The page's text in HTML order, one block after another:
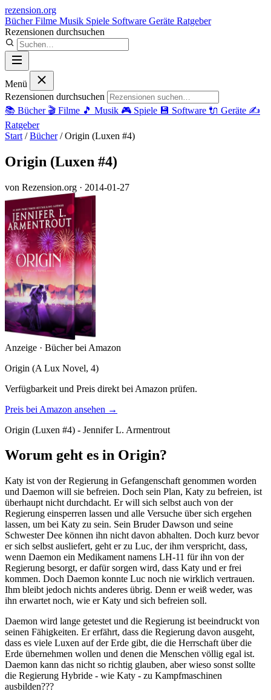
rezension.org
BücherFilme Musik Spiele Software Geräte Ratgeber
Rezensionen durchsuchen
Menü
Rezensionen durchsuchen
📚 Bücher 🎬 Filme 🎵 Musik 🎮 Spiele 💾 Software 🔌 Geräte ✍️
Ratgeber
Start / Bücher / Origin (Luxen #4)
Origin (Luxen #4)
von Rezension.org · 2014-01-27
Anzeige · Bücher bei Amazon
Origin (A Lux Novel, 4)
Verfügbarkeit und Preis direkt bei Amazon prüfen.
Preis bei Amazon ansehen →
Origin (Luxen #4) - Jennifer L. Armentrout
Worum geht es in Origin?
Katy ist von der Regierung in Gefangenschaft genommen worden
und Daemon will sie befreien. Doch sein Plan, Katy zu befreien, ist
überhaupt nicht durchdacht. Er will sich selbst auch von der
Regierung einsperren lassen und alle Versuche über sich ergehen
lassen, um bei Katy zu sein. Sein Bruder Dawson und seine
Schwester Dee können ihn nicht davon abhalten. Doch kurz bevor
er sich selbst ausliefert, geht er zu Luc, der ihm verspricht, dass,
wenn Daemon ein Medikament namens LH-11 für ihn von der
Regierung besorgt, er dafür sorgen wird, dass Katy und er frei
kommen. Doch Daemon konnte Luc noch nie wirklich vertrauen.
Ihm bleibt jedoch nichts anderes übrig. Denn er weiß weder, was
ihn erwartet noch, wie er Katy und sich befreien soll.
Daemon wird lange getestet und die Regierung ist beeindruckt von
seinen Fähigkeiten. Er erfährt, dass die Regierung davon ausgeht,
dass es viele Luxen auf der Erde gibt, die die Herrschaft über die
Erde übernehmen wollen und denen die Menschen völlig egal ist.
Daemon kann das nicht so richtig glauben, aber wieso sonst sollte
die Regierung Hybride - wie Katy - zu Kampfmaschinen
ausbilden???